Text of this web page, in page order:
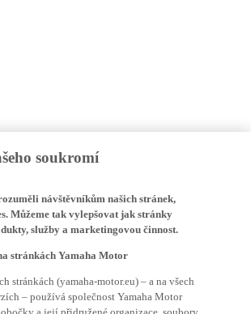
návštěvníkům našich stránek,
Můžeme tak vylepšovat jak stránky
služby a marketingovou činnost.
– používá společnost Yamaha Motor
a její přidružené organizace, soubory